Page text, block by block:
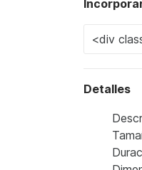
Detalles